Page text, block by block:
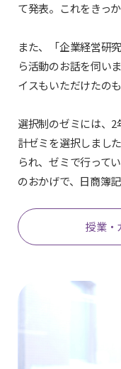
て発表。これをきっ
また、「企業経営研
ら活動のお話を伺い
イスもいただけたの
選択制のゼミには、
計ゼミを選択しまし
られ、ゼミで行って
のおかげで、日商簿
授業・